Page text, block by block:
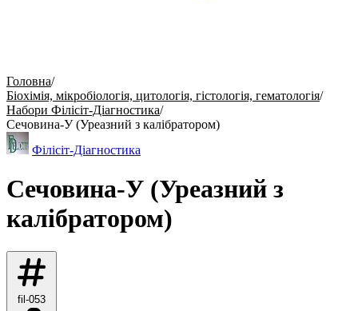
Головна/
Біохімія, мікробіологія, цитологія, гістологія, гематологія/
Набори Філісіт-Діагностика/
Сечовина-У (Уреазний з калібратором)
Філісіт-Діагностика
Сечовина-У (Уреазний з
калібратором)
fil-053